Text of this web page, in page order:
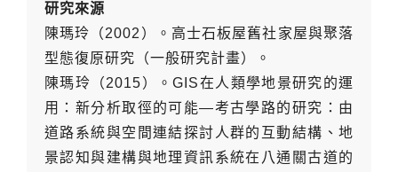
研究來源
陳瑪玲（2002）。高士石板屋舊社家屋與聚落
型態復原研究（一般研究計畫）。
陳瑪玲（2015）。GIS在人類學地景研究的運
用：新分析取徑的可能—考古學路的研究：由
道路系統與空間連結探討人群的互動結構、地
景認知與建構與地理資訊系統在八通關古道的